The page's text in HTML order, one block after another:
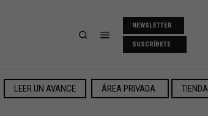
NEWSLETTER
SUSCRÍBETE
LEER UN AVANCE ÁREA PRIVADA TIENDA